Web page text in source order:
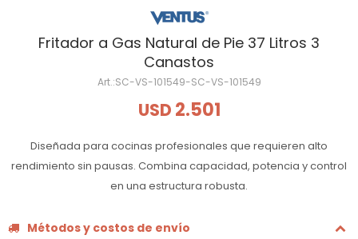
Fritador a Gas Natural de Pie 37 Litros 3
Canastos
SC-VS-101549-SC-VS-101549
USD 2.501
Diseñada para cocinas profesionales que requieren alto
rendimiento sin pausas. Combina capacidad, potencia y control
en una estructura robusta.
Métodos y costos de envío